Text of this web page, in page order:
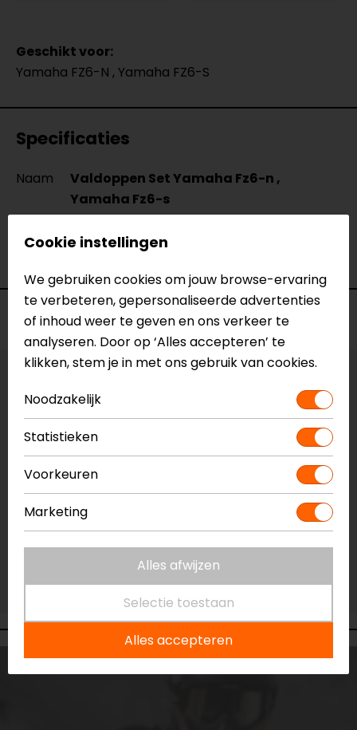
Geschikt voor:
Yamaha FZ6-N , Yamaha FZ6-S
Specificaties
Naam
Valdoppen Set Yamaha Fz6-n ,
Yamaha Fz6-s
Model
YF6101
Merk
Barracuda
Voorraad
Niet op voorraad
Vestiging Breda
Niet op voorraad
Vestiging Capelle a/d IJssel
Niet op voorraad
Vestiging Eindhoven
Niet op voorraad
Cookie instellingen
We gebruiken cookies om jouw browse-ervaring
te verbeteren, gepersonaliseerde advertenties
of inhoud weer te geven en ons verkeer te
analyseren. Door op ‘Alles accepteren’ te
klikken, stem je in met ons gebruik van cookies.
Noodzakelijk
Statistieken
Voorkeuren
Marketing
Alles afwijzen
Selectie toestaan
Alles accepteren